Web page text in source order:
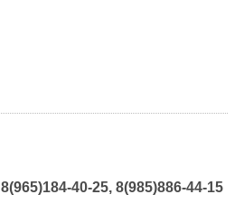
8(965)184-40-25, 8(985)886-44-15